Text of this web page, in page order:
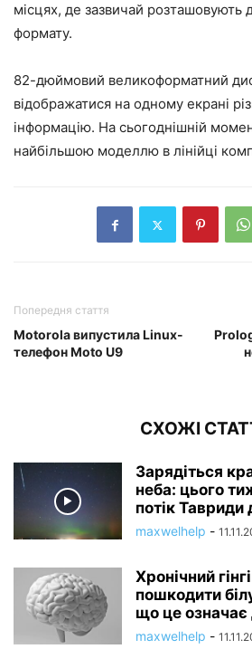
місцях, де зазвичай розташовують
формату.
82-дюймовий великоформатний
відображатися на одному екрані
інформацію. На сьогоднішній
найбільшою моделлю в лінійці
Попередня стаття
Motorola випустила Linux-
телефон Moto U9
СХОЖІ
Зарядіться
неба: цього
потік Тавриди
maxwelhelp -
Хронічний
пошкодити
що це означає
maxwelhelp -